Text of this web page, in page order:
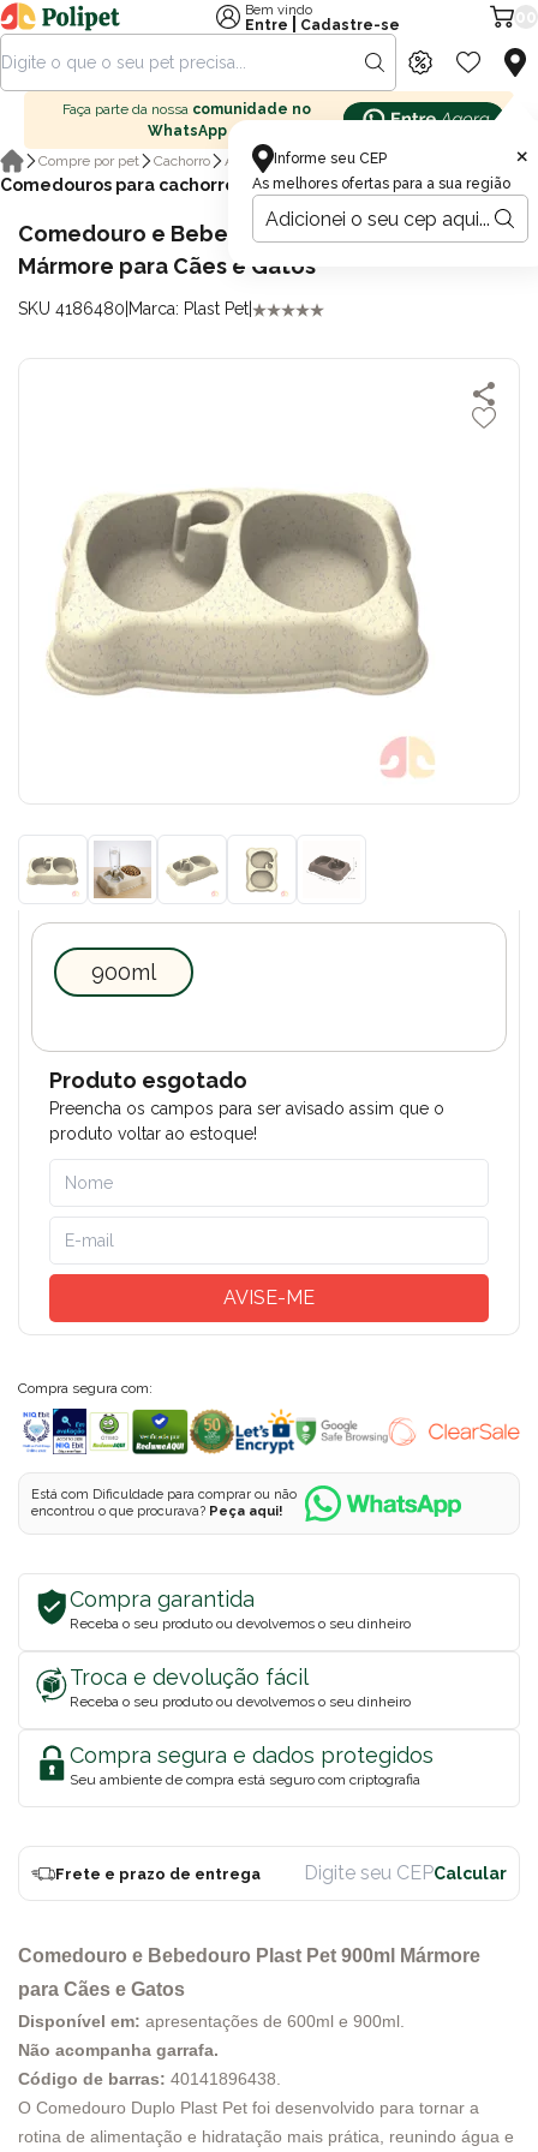
Informe seu CEP
As melhores ofertas para a sua região
×
Bem vindo
Entre
Cadastre-se
Faça parte da nossa comunidade no
WhatsApp
Compre por pet
Cachorro Acessórios para cachorro
Comedouros para cachorro
Comedouro e Bebedouro Plast Pet 900ml
Mármore para Cães e Gatos
SKU 4186480 Marca: Plast Pet
900ml
Produto esgotado
Preencha os campos para ser avisado assim que o
produto voltar ao estoque!
AVISE-ME
Compra segura com:
Está com Dificuldade para comprar ou não
encontrou o que procurava? Peça aqui!
Compra garantida
Receba o seu produto ou devolvemos o seu dinheiro
Troca e devolução fácil
Receba o seu produto ou devolvemos o seu dinheiro
Compra segura e dados protegidos
Seu ambiente de compra está seguro com criptografia
Frete e prazo de entrega
Comedouro e Bebedouro Plast Pet 900ml Mármore
para Cães e Gatos
Disponível em: apresentações de 600ml e 900ml.
Não acompanha garrafa.
Código de barras: 40141896438.
O Comedouro Duplo Plast Pet foi desenvolvido para tornar a
rotina de alimentação e hidratação mais prática, reunindo água e